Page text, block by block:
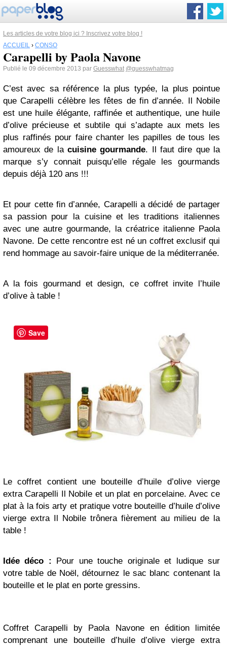
Les articles de votre blog ici ? Inscrivez votre blog !
ACCUEIL › CONSO
Carapelli by Paola Navone
Publié le 09 décembre 2013 par Guesswhat @guesswhatmag
C’est avec sa référence la plus typée, la plus pointue
que Carapelli célèbre les fêtes de fin d’année. Il Nobile
est une huile élégante, raffinée et authentique, une huile
d’olive précieuse et subtile qui s’adapte aux mets les
plus raffinés pour faire chanter les papilles de tous les
amoureux de la cuisine gourmande. Il faut dire que la
marque s’y connait puisqu’elle régale les gourmands
depuis déjà 120 ans !!!
Et pour cette fin d’année, Carapelli a décidé de partager
sa passion pour la cuisine et les traditions italiennes
avec une autre gourmande, la créatrice italienne Paola
Navone. De cette rencontre est né un coffret exclusif qui
rend hommage au savoir-faire unique de la méditerranée.
A la fois gourmand et design, ce coffret invite l’huile
d’olive à table !
Le coffret contient une bouteille d’huile d’olive vierge
extra Carapelli Il Nobile et un plat en porcelaine. Avec ce
plat à la fois arty et pratique votre bouteille d’huile d’olive
vierge extra Il Nobile trônera fièrement au milieu de la
table !
Idée déco : Pour une touche originaleet ludique sur
votre table de Noël, détournez l e sac blanc contenant la
bouteille et le plat en porte gressins.
Coffret Carapelli by Paola Navone en édition limitée
comprenant une bouteille d’huile d’olive vierge extra
Save